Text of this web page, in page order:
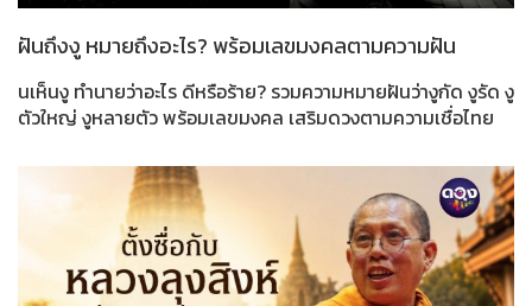
ฝันถึงงู หมายถึงอะไร? พร้อมเลขมงคลตามความฝัน
นเห็นงู ทำนายว่าอะไร ดีหรือร้าย? รวมความหมายฝันว่างูกัด งูรัด งู
ตัวใหญ่ งูหลายตัว พร้อมเลขมงคล เสริมดวงตามความเชื่อไทย